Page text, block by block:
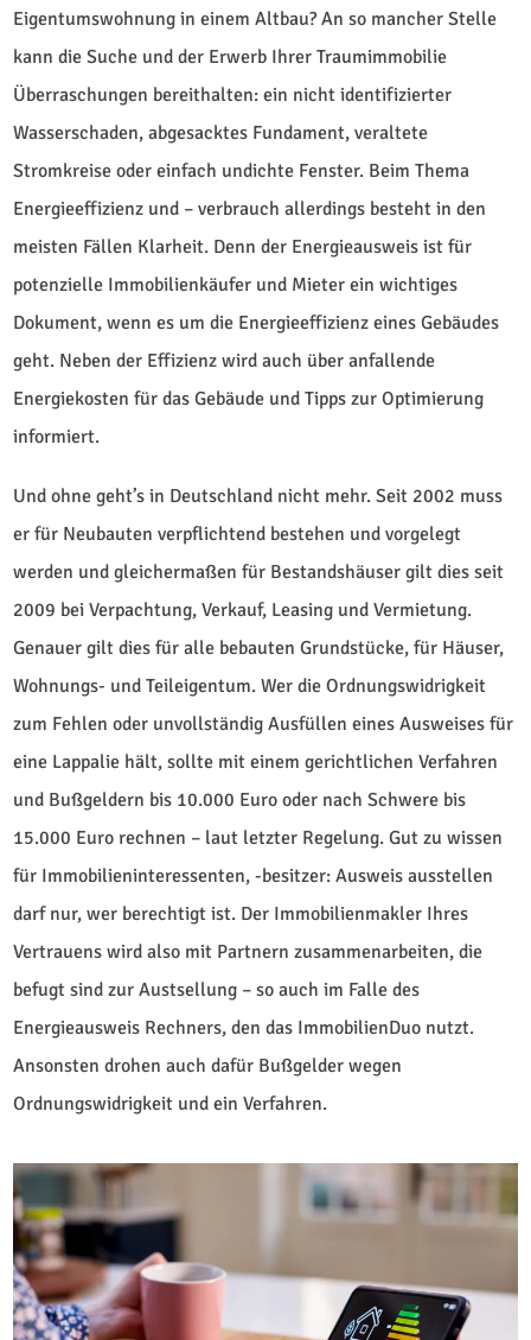
Eigentumswohnung in einem Altbau? An so mancher Stelle
kann die Suche und der Erwerb Ihrer Traumimmobilie
Überraschungen bereithalten: ein nicht identifizierter
Wasserschaden, abgesacktes Fundament, veraltete
Stromkreise oder einfach undichte Fenster. Beim Thema
Energieeffizienz und – verbrauch allerdings besteht in den
meisten Fällen Klarheit. Denn der Energieausweis ist für
potenzielle Immobilienkäufer und Mieter ein wichtiges
Dokument, wenn es um die Energieeffizienz eines Gebäudes
geht. Neben der Effizienz wird auch über anfallende
Energiekosten für das Gebäude und Tipps zur Optimierung
informiert.
Und ohne geht’s in Deutschland nicht mehr. Seit 2002 muss
er für Neubauten verpflichtend bestehen und vorgelegt
werden und gleichermaßen für Bestandshäuser gilt dies seit
2009 bei Verpachtung, Verkauf, Leasing und Vermietung.
Genauer gilt dies für alle bebauten Grundstücke, für Häuser,
Wohnungs- und Teileigentum. Wer die Ordnungswidrigkeit
zum Fehlen oder unvollständig Ausfüllen eines Ausweises für
eine Lappalie hält, sollte mit einem gerichtlichen Verfahren
und Bußgeldern bis 10.000 Euro oder nach Schwere bis
15.000 Euro rechnen – laut letzter Regelung. Gut zu wissen
für Immobilieninteressenten, -besitzer: Ausweis ausstellen
darf nur, wer berechtigt ist. Der Immobilienmakler Ihres
Vertrauens wird also mit Partnern zusammenarbeiten, die
befugt sind zur Austsellung – so auch im Falle des
Energieausweis Rechners, den das ImmobilienDuo nutzt.
Ansonsten drohen auch dafür Bußgelder wegen
Ordnungswidrigkeit und ein Verfahren.